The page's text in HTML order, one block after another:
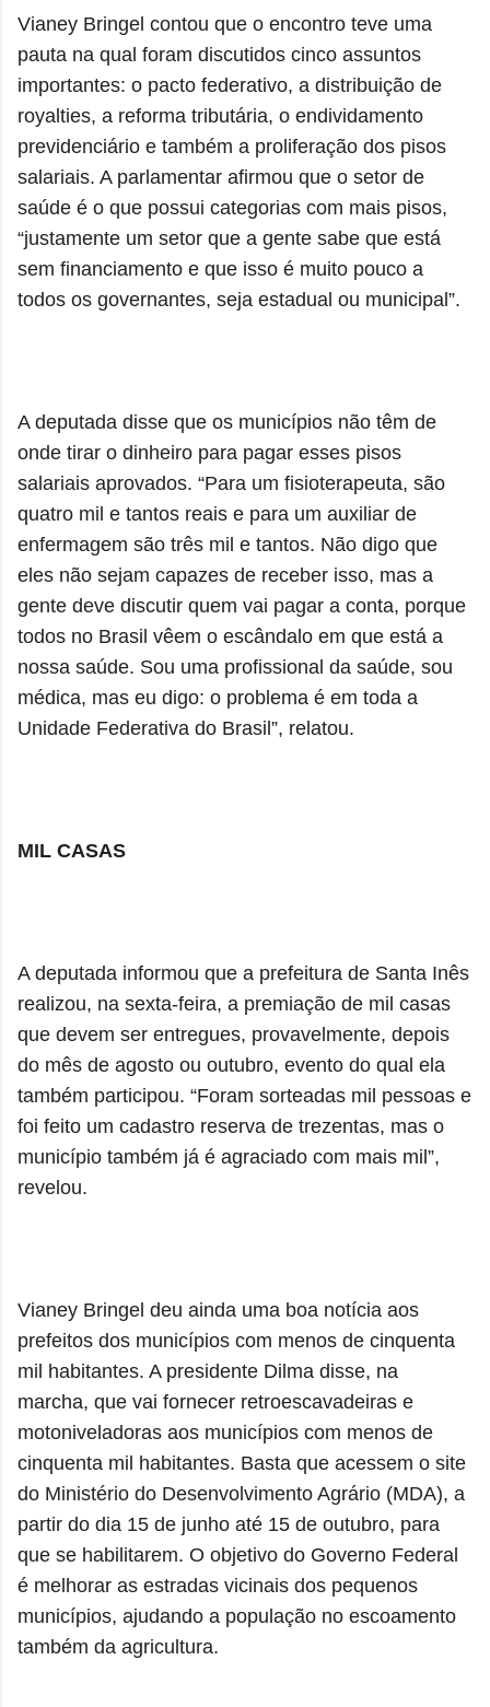
Vianey Bringel contou que o encontro teve uma
pauta na qual foram discutidos cinco assuntos
importantes: o pacto federativo, a distribuição de
royalties, a reforma tributária, o endividamento
previdenciário e também a proliferação dos pisos
salariais. A parlamentar afirmou que o setor de
saúde é o que possui categorias com mais pisos,
“justamente um setor que a gente sabe que está
sem financiamento e que isso é muito pouco a
todos os governantes, seja estadual ou municipal”.
A deputada disse que os municípios não têm de
onde tirar o dinheiro para pagar esses pisos
salariais aprovados. “Para um fisioterapeuta, são
quatro mil e tantos reais e para um auxiliar de
enfermagem são três mil e tantos. Não digo que
eles não sejam capazes de receber isso, mas a
gente deve discutir quem vai pagar a conta, porque
todos no Brasil vêem o escândalo em que está a
nossa saúde. Sou uma profissional da saúde, sou
médica, mas eu digo: o problema é em toda a
Unidade Federativa do Brasil”, relatou.
MIL CASAS
A deputada informou que a prefeitura de Santa Inês
realizou, na sexta-feira, a premiação de mil casas
que devem ser entregues, provavelmente, depois
do mês de agosto ou outubro, evento do qual ela
também participou. “Foram sorteadas mil pessoas e
foi feito um cadastro reserva de trezentas, mas o
município também já é agraciado com mais mil”,
revelou.
Vianey Bringel deu ainda uma boa notícia aos
prefeitos dos municípios com menos de cinquenta
mil habitantes. A presidente Dilma disse, na
marcha, que vai fornecer retroescavadeiras e
motoniveladoras aos municípios com menos de
cinquenta mil habitantes. Basta que acessem o site
do Ministério do Desenvolvimento Agrário (MDA), a
partir do dia 15 de junho até 15 de outubro, para
que se habilitarem. O objetivo do Governo Federal
é melhorar as estradas vicinais dos pequenos
municípios, ajudando a população no escoamento
também da agricultura.